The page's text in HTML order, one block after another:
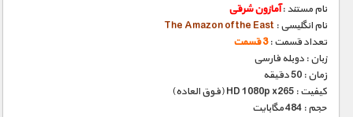
نام مستند :آمازون شرقی
نام انگلیسی : The Amazon of the East
تعداد قسمت :3 قسمت
زبان : دوبله فارسی
زمان : 50 دقیقه
کیفیت : HD 1080p x265 (فوق العاده)
حجم : 484 مگابایت